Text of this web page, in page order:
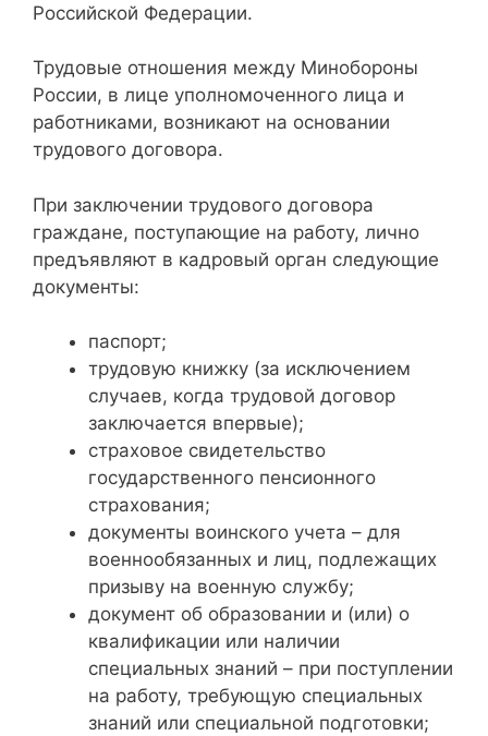
Российской Федерации.
Трудовые отношения между Минобороны
России, в лице уполномоченного лица и
работниками, возникают на основании
трудового договора.
При заключении трудового договора
граждане, поступающие на работу, лично
предъявляют в кадровый орган следующие
документы:
паспорт;
трудовую книжку (за исключением
случаев, когда трудовой договор
заключается впервые);
страховое свидетельство
государственного пенсионного
страхования;
документы воинского учета – для
военнообязанных и лиц, подлежащих
призыву на военную службу;
документ об образовании и (или) о
квалификации или наличии
специальных знаний – при поступлении
на работу, требующую специальных
знаний или специальной подготовки;